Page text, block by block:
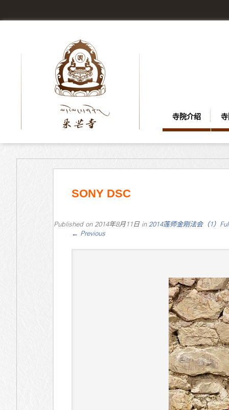
寺院介绍
SONY DSC
Published on 2014年8月11日in 2014莲师金刚法会（1）
← Previous